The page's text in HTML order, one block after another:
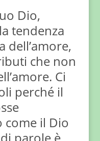
Dio,
tendenza
dell’amore,
che non
Ci
perché il
il Dio